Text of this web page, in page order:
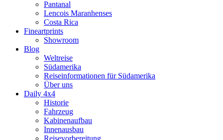
Pantanal
Lencois Maranhenses
Costa Rica
Fineartprints
Showroom
Blog
Weltreise
Südamerika
Reiseinformationen für Südamerika
Über uns
Daily 4x4
Historie
Fahrzeug
Kabinenaufbau
Innenausbau
Reisevorbereitung